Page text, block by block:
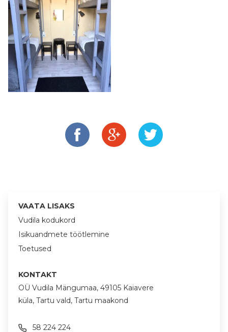
VAATA LISAKS
Vudila kodukord
Isikuandmete töötlemine
Toetused
KONTAKT
OÜ Vudila Mängumaa, 49105 Kaiavere
küla, Tartu vald, Tartu maakond
58 224 224